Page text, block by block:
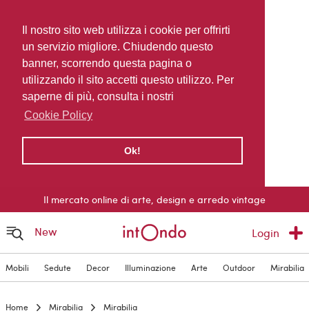
Il nostro sito web utilizza i cookie per offrirti
un servizio migliore. Chiudendo questo
banner, scorrendo questa pagina o
utilizzando il sito accetti questo utilizzo. Per
saperne di più, consulta i nostri
Cookie Policy
Ok!
Il mercato online di arte, design e arredo vintage
New Login
Mobili Sedute Decor Illuminazione Arte Outdoor Mirabilia
Home Mirabilia Mirabilia